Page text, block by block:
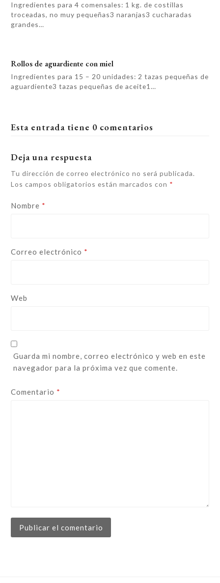
Ingredientes para 4 comensales: 1 kg. de costillas
troceadas, no muy pequeñas3 naranjas3 cucharadas
grandes…
Rollos de aguardiente con miel
Ingredientes para 15 – 20 unidades: 2 tazas pequeñas de
aguardiente3 tazas pequeñas de aceite1…
Esta entrada tiene 0 comentarios
Deja una respuesta
Tu dirección de correo electrónico no será publicada.
Los campos obligatorios están marcados con *
Nombre *
Correo electrónico *
Web
Guarda mi nombre, correo electrónico y web en este
navegador para la próxima vez que comente.
Comentario *